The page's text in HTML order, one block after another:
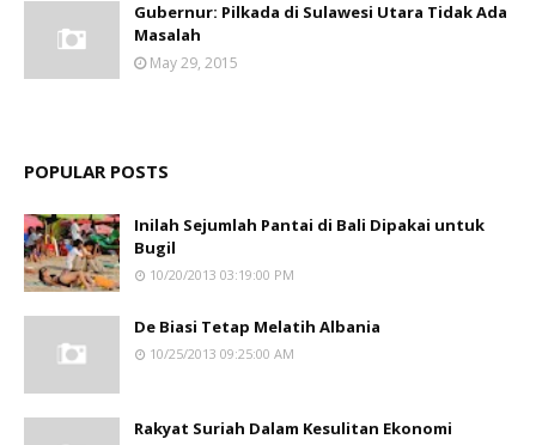
Gubernur: Pilkada di Sulawesi Utara Tidak Ada
Masalah
May 29, 2015
POPULAR POSTS
Inilah Sejumlah Pantai di Bali Dipakai untuk
Bugil
10/20/2013 03:19:00 PM
De Biasi Tetap Melatih Albania
10/25/2013 09:25:00 AM
Rakyat Suriah Dalam Kesulitan Ekonomi